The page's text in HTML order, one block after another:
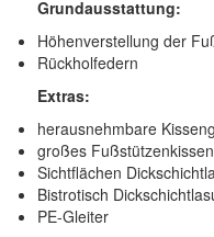
Grundausstattung:
Höhenverstellung der
Rückholfedern
Extras:
herausnehmbare
großes
Sichtflächen
Bistrotisch
PE-Gleiter